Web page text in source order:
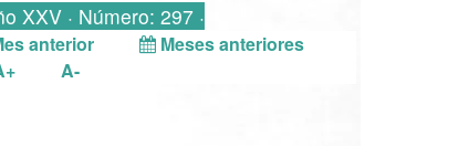
XXV · Número: 297 ·
anterior
Meses anteriores
A-